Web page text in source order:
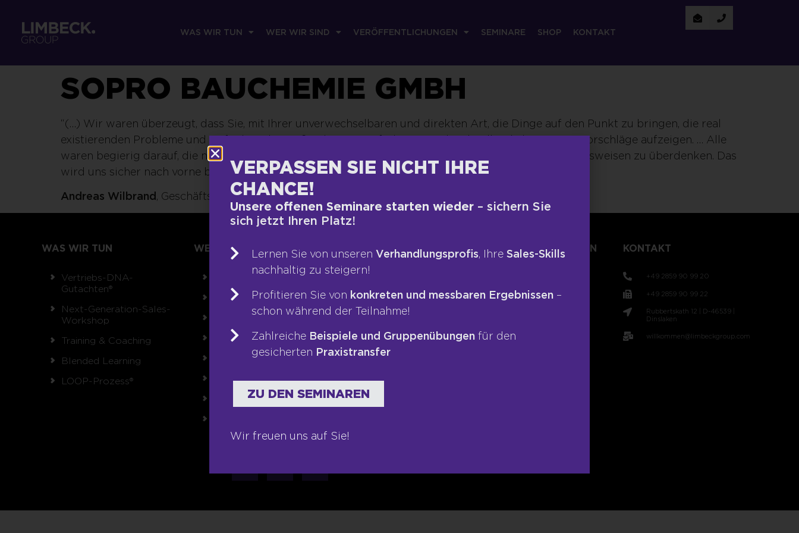
WAS WIR TUN WER WIR SIND VERÖFFENTLICHUNGEN SEMINARE SHOP KONTAKT
SOPRO BAUCHEMIE GMBH
“(…) Wir waren überzeugt, dass Sie, mit Ihrer unverwechselbaren und direkten Art, die Dinge auf den Punkt zu bringen, die real
existierenden Probleme und Aufgaben des Außendienstes aufarbeiten und nicht alltägliche Lösungsvorschläge aufzeigen. … Alle
waren begierig darauf, die neuen Erkenntnisse in die Praxis umzusetzen und die bisherigen Verhaltensweisen zu überdenken. Das
wird uns sicher nach vorne bringen und noch erfolgreicher werden lassen. (…)”
Andreas Wilbrand, Geschäftsführung | Sopro Bauchemie GmbH
WAS WIR TUN
Vertriebs-DNA-
Gutachten®
Next-Generation-Sales-
Workshop
Training & Coaching
Blended Learning
LOOP-Prozess®
WER WIR SIND
Unsere Werte
Auszeichnungen
Referenzen
Franchise
Seminare
RECHTLICHES
Impressum
Datenschutz
AGB
Kontakt
Newsletter
VERÖFFENTLICHUNGEN
Blog
Bücher
KONTAKT
+49 2859 90 99 20
+49 2859 90 99 22
Rubbertskath 12 | D-46539 |
Dinslaken
willkommen@limbeckgroup.com
VERPASSEN SIE NICHT IHRE
CHANCE!
Unsere offenen Seminare starten wieder – sichern Sie
sich jetzt Ihren Platz!
Lernen Sie von unserenVerhandlungsprofis, IhreSales-Skills
nachhaltig zu steigern!
Profitieren Sie von konkreten und messbaren Ergebnissen –
schon während der Teilnahme!
Zahlreiche Beispiele und Gruppenübungen für den
gesicherten Praxistransfer
ZU DEN SEMINAREN
Wir freuen uns auf Sie!